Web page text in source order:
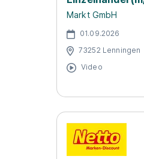
Markt GmbH
01.09.2026
73252 Lenningen
Video